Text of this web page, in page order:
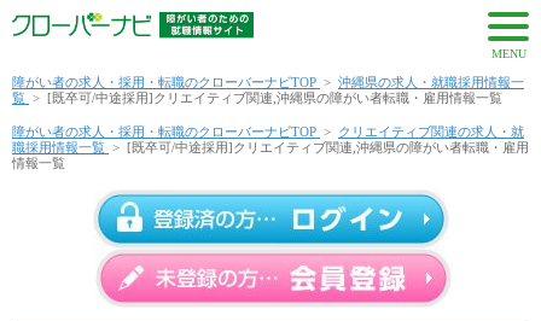
MENU
障がい者の求人・採用・転職のクローバーナビTOP > 沖縄県の求人・就職採用情報一
覧 > [既卒可/中途採用]クリエイティブ関連,沖縄県の障がい者転職・雇用情報一覧
障がい者の求人・採用・転職のクローバーナビTOP > クリエイティブ関連の求人・就
職採用情報一覧 > [既卒可/中途採用]クリエイティブ関連,沖縄県の障がい者転職・雇用
情報一覧